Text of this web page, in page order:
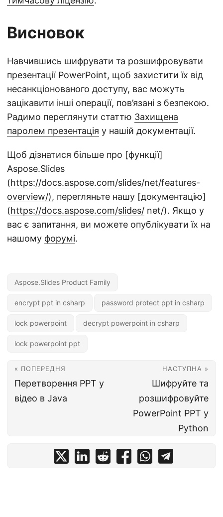
Висновок
Навчившись шифрувати та розшифровувати
презентації PowerPoint, щоб захистити їх від
несанкціонованого доступу, вас можуть
зацікавити інші операції, пов’язані з безпекою.
Радимо переглянути статтю Захищена
паролем презентація у нашій документації.
Щоб дізнатися більше про [функції]
Aspose.Slides
(https://docs.aspose.com/slides/net/features-
overview/), перегляньте нашу [документацію]
(https://docs.aspose.com/slides/ net/). Якщо у
вас є запитання, ви можете опублікувати їх на
нашому форумі.
Aspose.Slides Product Family
encrypt ppt in csharp password protect ppt in csharp
lock powerpoint decrypt powerpoint in csharp
lock powerpoint ppt
« ПОПЕРЕДНЯ
Перетворення PPT у
відео в Java
НАСТУПНА »
Шифруйте та
розшифровуйте
PowerPoint PPT у
Python